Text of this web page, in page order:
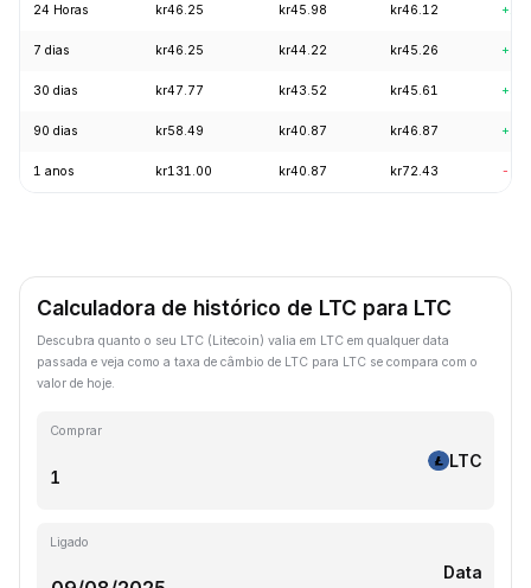
24 Horas kr46.25 kr45.98 kr46.12
7 dias kr46.25 kr44.22 kr45.26
30 dias kr47.77 kr43.52 kr45.61
90 dias kr58.49 kr40.87 kr46.87
1 anos kr131.00 kr40.87 kr72.43 -
Calculadora de histórico de LTC para LTC
Descubra quanto o seu LTC (Litecoin) valia em LTC em qualquer data
passada e veja como a taxa de câmbio de LTC para LTC se compara com o
valor de hoje.
Comprar
LTC
Ligado
Data